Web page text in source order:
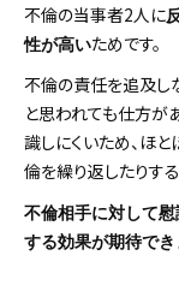
不倫の当事者2人に
性が高いためです。
不倫の責任を追及し
と思われても仕方が
識しにくいため、ほ
倫を繰り返したりす
不倫相手に対して
する効果が期待でき